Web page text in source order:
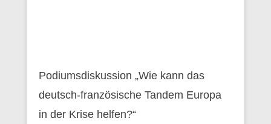
Podiumsdiskussion „Wie kann das
deutsch-französische Tandem Europa
in der Krise helfen?“